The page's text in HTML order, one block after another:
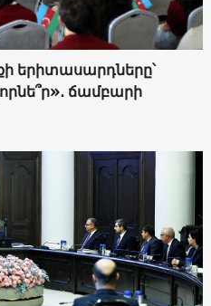
երիտասարդները՝
ճամբարի